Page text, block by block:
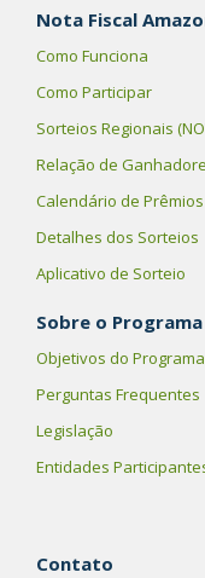
Nota Fiscal
Como Funciona
Como Participar
Sorteios Regionais
Relação de
Calendário de Prêmios
Detalhes dos Sorteios
Aplicativo de Sorteio
Sobre o Programa
Objetivos do Programa
Perguntas Frequentes
Legislação
Entidades
Contato